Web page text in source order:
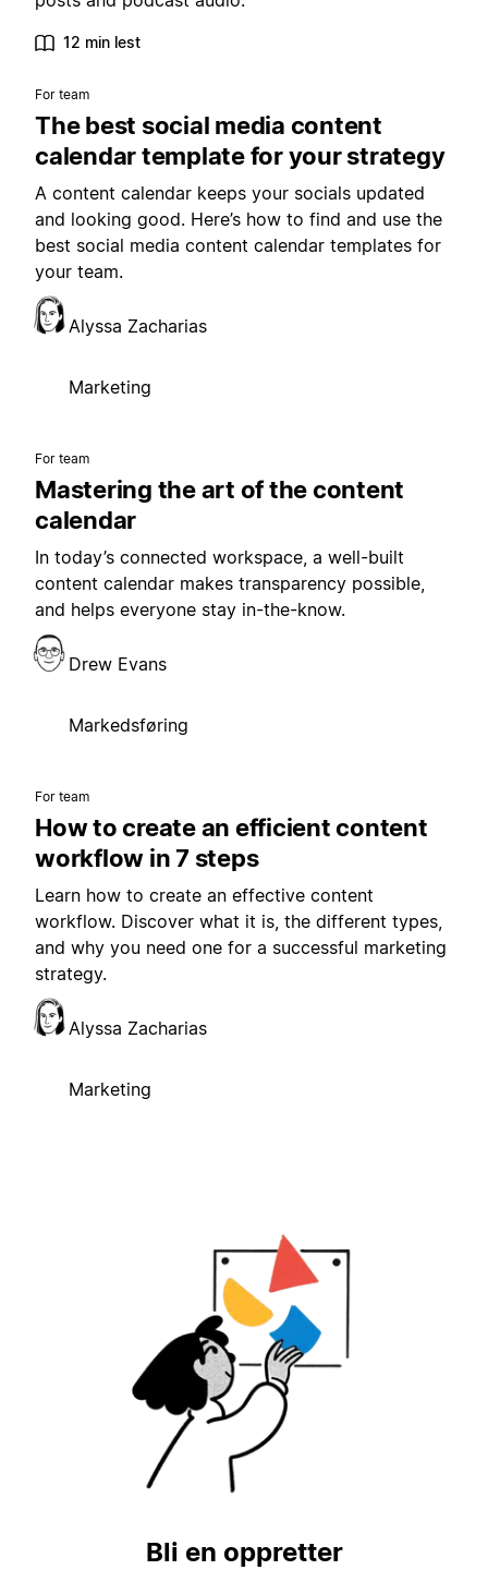
12 min lest
For team
The best social media content
calendar template for your strategy
A content calendar keeps your socials updated
and looking good. Here’s how to find and use the
best social media content calendar templates for
your team.
Alyssa Zacharias
Marketing
For team
Mastering the art of the content
calendar
In today’s connected workspace, a well-built
content calendar makes transparency possible,
and helps everyone stay in-the-know.
Drew Evans
Markedsføring
For team
How to create an efficient content
workflow in 7 steps
Learn how to create an effective content
workflow. Discover what it is, the different types,
and why you need one for a successful marketing
strategy.
Alyssa Zacharias
Marketing
Bli en oppretter